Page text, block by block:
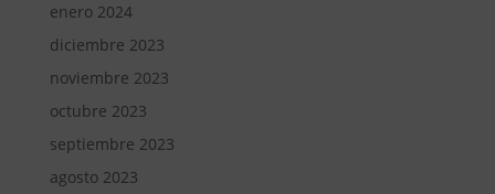
enero 2024
diciembre 2023
noviembre 2023
octubre 2023
septiembre 2023
agosto 2023